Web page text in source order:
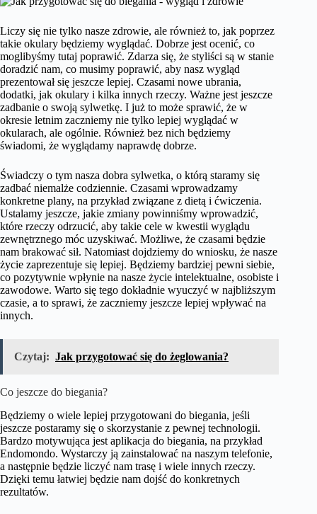
Liczy się nie tylko nasze zdrowie, ale również to, jak poprzez
takie okulary będziemy wyglądać. Dobrze jest ocenić, co
moglibyśmy tutaj poprawić. Zdarza się, że styliści są w stanie
doradzić nam, co musimy poprawić, aby nasz wygląd
prezentował się jeszcze lepiej. Czasami nowe ubrania,
dodatki, jak okulary i kilka innych rzeczy. Ważne jest jeszcze
zadbanie o swoją sylwetkę. I już to może sprawić, że w
okresie letnim zaczniemy nie tylko lepiej wyglądać w
okularach, ale ogólnie. Również bez nich będziemy
świadomi, że wyglądamy naprawdę dobrze.
Świadczy o tym nasza dobra sylwetka, o którą staramy się
zadbać niemalże codziennie. Czasami wprowadzamy
konkretne plany, na przykład związane z dietą i ćwiczenia.
Ustalamy jeszcze, jakie zmiany powinniśmy wprowadzić,
które rzeczy odrzucić, aby takie cele w kwestii wyglądu
zewnętrznego móc uzyskiwać. Możliwe, że czasami będzie
nam brakować sił. Natomiast dojdziemy do wniosku, że nasze
życie zaprezentuje się lepiej. Będziemy bardziej pewni siebie,
co pozytywnie wpłynie na nasze życie intelektualne, osobiste i
zawodowe. Warto się tego dokładnie wyuczyć w najbliższym
czasie, a to sprawi, że zaczniemy jeszcze lepiej wpływać na
innych.
Czytaj: Jak przygotować się do żeglowania?
Co jeszcze do biegania?
Będziemy o wiele lepiej przygotowani do biegania, jeśli
jeszcze postaramy się o skorzystanie z pewnej technologii.
Bardzo motywująca jest aplikacja do biegania, na przykład
Endomondo. Wystarczy ją zainstalować na naszym telefonie,
a następnie będzie liczyć nam trasę i wiele innych rzeczy.
Dzięki temu łatwiej będzie nam dojść do konkretnych
rezultatów.